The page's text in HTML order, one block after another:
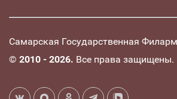
Самарская Государственная
© 2010 - 2026. Все права защищены.